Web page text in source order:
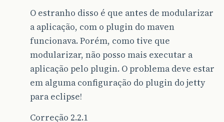
O estranho disso é que antes de modularizar
a aplicação, com o plugin do maven
funcionava. Porém, como tive que
modularizar, não posso mais executar a
aplicação pelo plugin. O problema deve estar
em alguma configuração do plugin do jetty
para eclipse!
Correção 2.2.1